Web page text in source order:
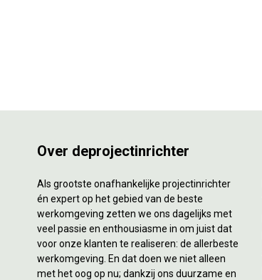
Over deprojectinrichter
Als grootste onafhankelijke projectinrichter
én expert op het gebied van de beste
werkomgeving zetten we ons dagelijks met
veel passie en enthousiasme in om juist dat
voor onze klanten te realiseren: de allerbeste
werkomgeving. En dat doen we niet alleen
met het oog op nu; dankzij ons duurzame en